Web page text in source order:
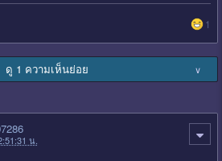
1
ดู 1 ความเห็นย่อย ∨
น.